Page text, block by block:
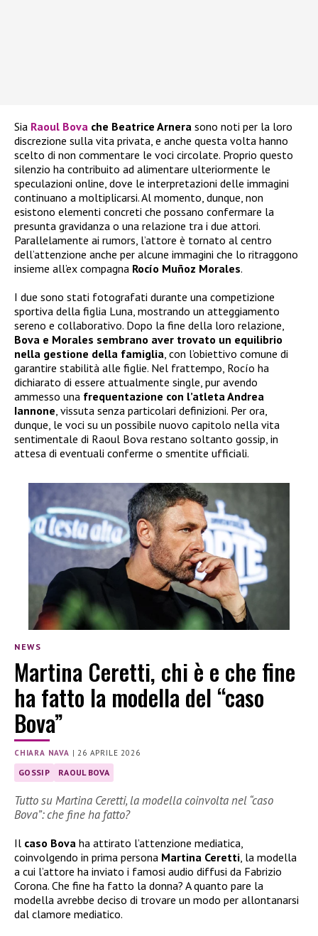
Sia Raoul Bova che Beatrice Arnera sono noti per la loro
discrezione sulla vita privata, e anche questa volta hanno
scelto di non commentare le voci circolate. Proprio questo
silenzio ha contribuito ad alimentare ulteriormente le
speculazioni online, dove le interpretazioni delle immagini
continuano a moltiplicarsi. Al momento, dunque, non
esistono elementi concreti che possano confermare la
presunta gravidanza o una relazione tra i due attori.
Parallelamente ai rumors, l’attore è tornato al centro
dell’attenzione anche per alcune immagini che lo ritraggono
insieme all’ex compagna Rocío Muñoz Morales.
I due sono stati fotografati durante una competizione
sportiva della figlia Luna, mostrando un atteggiamento
sereno e collaborativo. Dopo la fine della loro relazione,
Bova e Morales sembrano aver trovato un equilibrio
nella gestione della famiglia, con l’obiettivo comune di
garantire stabilità alle figlie. Nel frattempo, Rocío ha
dichiarato di essere attualmente single, pur avendo
ammesso una frequentazione con l’atleta Andrea
Iannone, vissuta senza particolari definizioni. Per ora,
dunque, le voci su un possibile nuovo capitolo nella vita
sentimentale di Raoul Bova restano soltanto gossip, in
attesa di eventuali conferme o smentite ufficiali.
NEWS
Martina Ceretti, chi è e che fine
ha fatto la modella del “caso
Bova”
CHIARA NAVA | 26 APRILE 2026
GOSSIP RAOUL BOVA
Tutto su Martina Ceretti, la modella coinvolta nel “caso
Bova”: che fine ha fatto?
Il caso Bova ha attirato l’attenzione mediatica,
coinvolgendo in prima persona Martina Ceretti, la modella
a cui l’attore ha inviato i famosi audio diffusi da Fabrizio
Corona. Che fine ha fatto la donna? A quanto pare la
modella avrebbe deciso di trovare un modo per allontanarsi
dal clamore mediatico.